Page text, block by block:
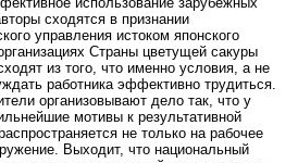
сходятся в признании
управления истоком японского
Страны цветущей сакуры
из того, что именно условия, а не
работника эффективно трудиться.
организовывают дело так, что у
мотивы к результативной
не только на рабочее
Выходит, что национальный